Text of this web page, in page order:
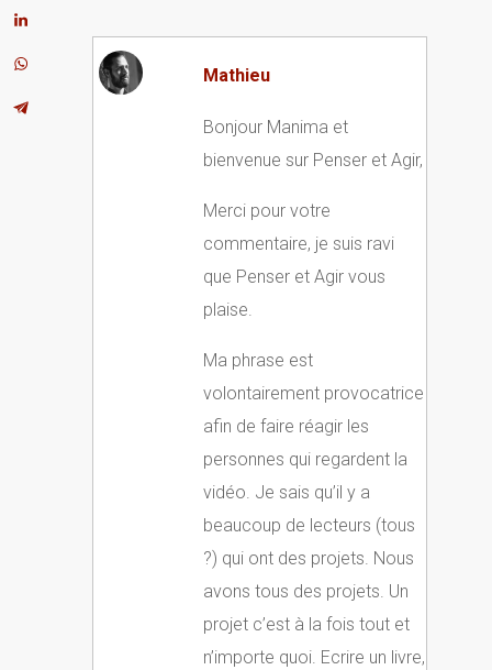
Mathieu
Bonjour Manima et
bienvenue sur Penser et Agir,
Merci pour votre
commentaire, je suis ravi
que Penser et Agir vous
plaise.
Ma phrase est
volontairement provocatrice
afin de faire réagir les
personnes qui regardent la
vidéo. Je sais qu’il y a
beaucoup de lecteurs (tous
?) qui ont des projets. Nous
avons tous des projets. Un
projet c’est à la fois tout et
n’importe quoi. Ecrire un livre,